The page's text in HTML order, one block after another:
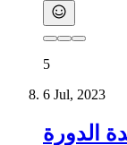
5
6 Jul, 2023
الدورة